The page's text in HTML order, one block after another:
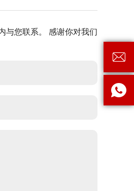
与您联系。 感谢你对我们

